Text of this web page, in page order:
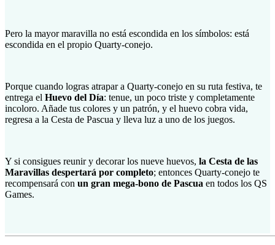
Pero la mayor maravilla no está escondida en los símbolos: está
escondida en el propio Quarty-conejo.
Porque cuando logras atrapar a Quarty-conejo en su ruta festiva, te
entrega el Huevo del Día: tenue, un poco triste y completamente
incoloro. Añade tus colores y un patrón, y el huevo cobra vida,
regresa a la Cesta de Pascua y lleva luz a uno de los juegos.
Y si consigues reunir y decorar los nueve huevos, la Cesta de las
Maravillas despertará por completo; entonces Quarty-conejo te
recompensará con un gran mega-bono de Pascua en todos los QS
Games.